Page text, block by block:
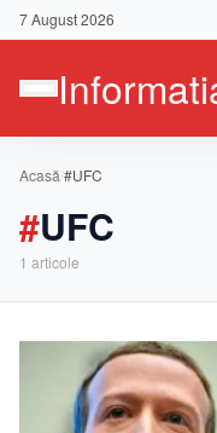
7 August 2026
Acasă/#UFC
#UFC
1 articole